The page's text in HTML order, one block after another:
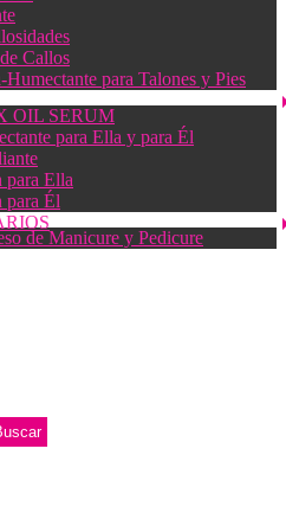
Callos
para Talones y Pies
OIL SERUM
para Ella y para Él
para Ella
para Él
de Manicure y Pedicure